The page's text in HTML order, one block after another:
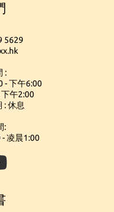
5629
:
- 下午6:00
午2:00
: 休息
:
凌晨1:00